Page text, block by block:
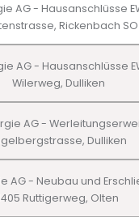
AG - Hausanschlüsse
Rickenbach SO
AG - Hausanschlüsse
Wilerweg, Dulliken
AG -
Dulliken
AG - Neubau und
Ruttigerweg, Olten